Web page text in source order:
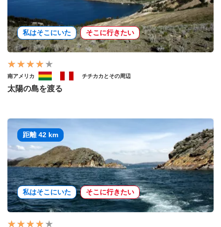
私はそこにいた そこに行きたい
南アメリカ チチカカとその周辺
太陽の島を渡る
距離 42 km
私はそこにいた そこに行きたい